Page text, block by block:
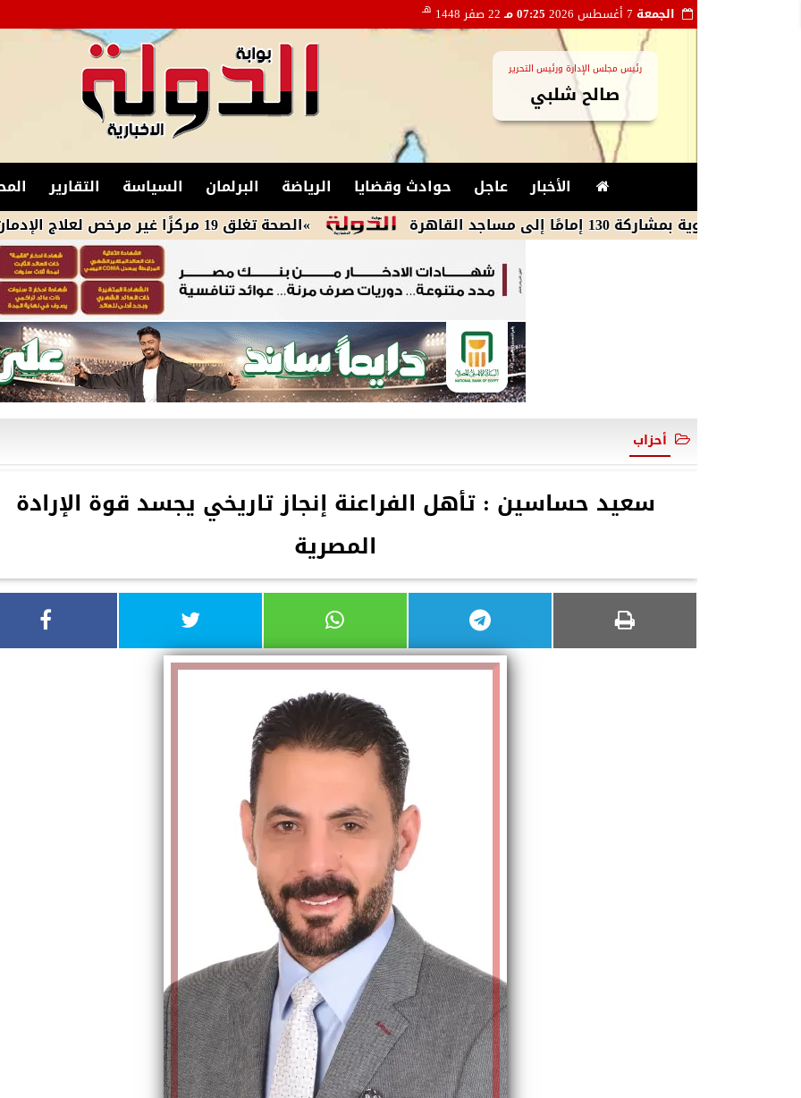
الجمعة 07:25 مـ 22 صفر 1448 هـ
رئيس مجلس الإدارة ورئيس التحرير
صالح شلبي
الأخبار عاجل حوادث وقضايا الرياضة البرلمان السياسة التقارير
»الصحة تغلق 19 مركزًا غير مرخص لعلاج الإدمان والطب النفسي بالمقطم
130 إمامًا إلى مساجد القاهرة
أحزاب
سعيد حساسين : تأهل الفراعنة إنجاز تاريخي يجسد قوة الإرادة
المصرية